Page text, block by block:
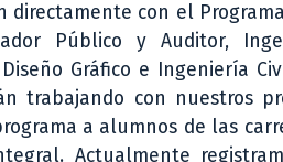
directamente con el
Público y Auditor,
Gráfico e Ingeniería
trabajando con nuestros
a alumnos de las
Actualmente